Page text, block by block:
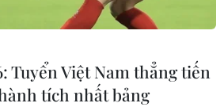
Tuyển Việt Nam thẳng tiến
tích nhất bảng